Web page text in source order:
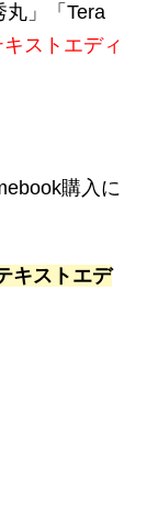
丸」「Tera
ストエディ
購入に
キストエデ